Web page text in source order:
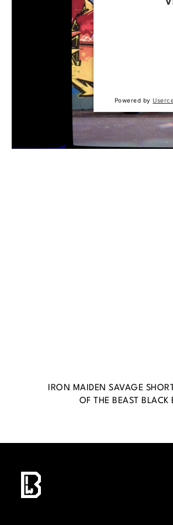
Powered by
IRON MAIDEN SAVAGE
OF THE BEAST BLACK